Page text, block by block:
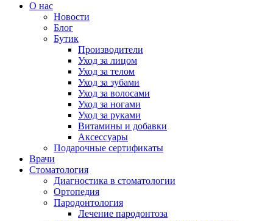
О нас
Новости
Блог
Бутик
Производители
Уход за лицом
Уход за телом
Уход за зубами
Уход за волосами
Уход за ногами
Уход за руками
Витамины и добавки
Аксессуары
Подарочные сертификаты
Врачи
Стоматология
Диагностика в стоматологии
Ортопедия
Пародонтология
Лечение пародонтоза